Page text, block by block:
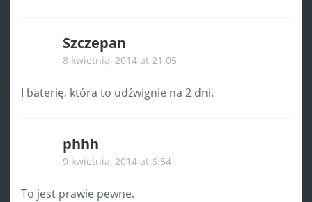
Szczepan
8 kwietnia, 2014 at 21:05
I baterię, która to udźwignie na 2 dni.
phhh
9 kwietnia, 2014 at 6:54
To jest prawie pewne.